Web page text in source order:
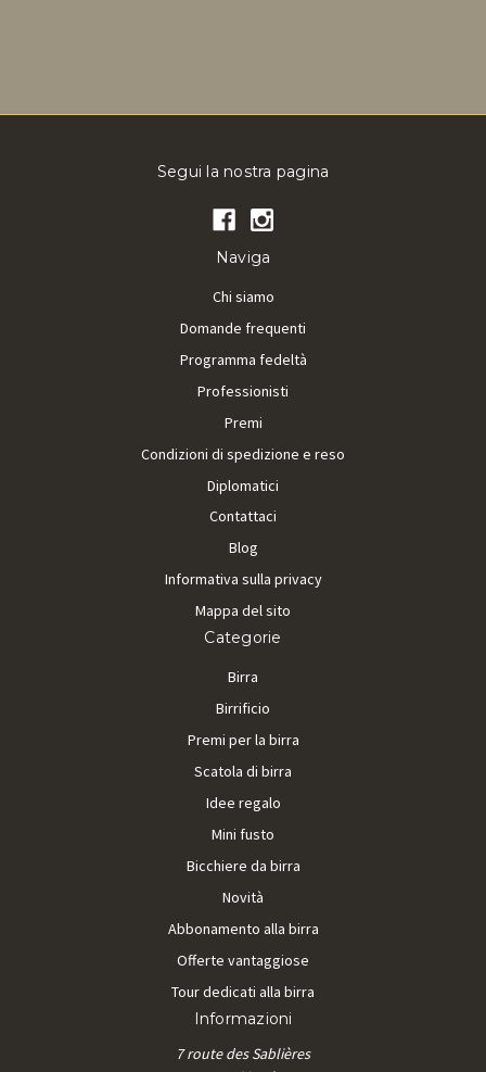
Segui la nostra pagina
Naviga
Chi siamo
Domande frequenti
Programma fedeltà
Professionisti
Premi
Condizioni di spedizione e reso
Diplomatici
Contattaci
Blog
Informativa sulla privacy
Mappa del sito
Categorie
Birra
Birrificio
Premi per la birra
Scatola di birra
Idee regalo
Mini fusto
Bicchiere da birra
Novità
Abbonamento alla birra
Offerte vantaggiose
Tour dedicati alla birra
Informazioni
7 route des Sablières